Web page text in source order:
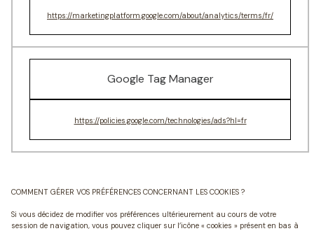
https://marketingplatform.google.com/about/analytics/terms/fr/
Google Tag Manager
https://policies.google.com/technologies/ads?hl=fr
COMMENT GÉRER VOS PRÉFÉRENCES CONCERNANT LES COOKIES ?
Si vous décidez de modifier vos préférences ultérieurement au cours de votre
session de navigation, vous pouvez cliquer sur l’icône « cookies » présent en bas à